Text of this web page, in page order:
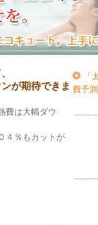
できま
費は大幅ダウ
４％もカットが
「
費予測